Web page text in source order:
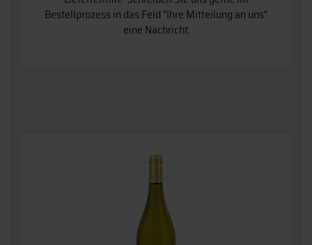
Bestellprozess in das Feld "Ihre Mitteilung an uns"
eine Nachricht.